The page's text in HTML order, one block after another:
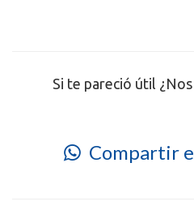
Si te pareció útil
Compartir